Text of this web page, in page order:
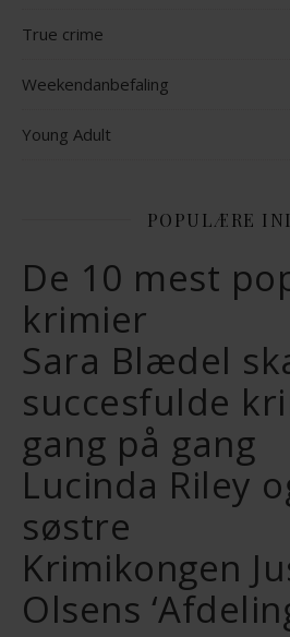
True crime
Weekendanbefaling
Young Adult
POPULÆRE
De 10 mest
krimier
Sara Blædel
succesfulde
gang på gang
Lucinda Riley
søstre
Krimikongen
Olsens